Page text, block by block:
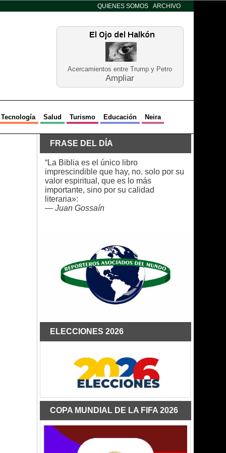
QUIENES SOMOS ARCHIVO
Acercamientos entre Trump y Petro
Ampliar
Tecnología Salud Turismo Educación Neira
FRASE DEL DÍA
“La Biblia es el único libro
imprescindible que hay, no. solo por su
valor espiritual, que es lo más
importante, sino por su calidad
literaria»:
— Juan Gossaín
ELECCIONES 2026
COPA MUNDIAL DE LA FIFA 2026